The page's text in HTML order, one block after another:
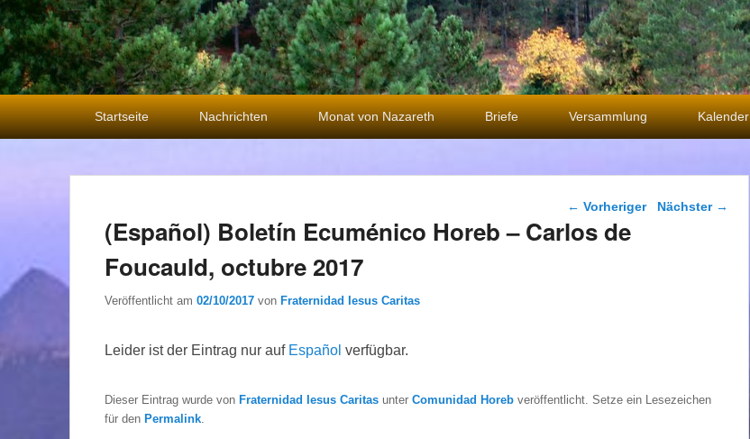
Primäres
Menü
Startseite Nachrichten Monat von Nazareth Briefe Versammlung Kalender
Beitragsnavigation
← Vorheriger Nächster →
(Español) Boletín Ecuménico Horeb – Carlos de
Foucauld, octubre 2017
Veröffentlicht am 02/10/2017 von Fraternidad Iesus Caritas
Leider ist der Eintrag nur auf Español verfügbar.
Dieser Eintrag wurde von Fraternidad Iesus Caritas unter Comunidad Horeb veröffentlicht. Setze ein Lesezeichen
für den Permalink